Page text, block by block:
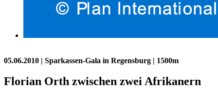
05.06.2010 | Sparkassen-Gala in Regensburg | 1500m
Florian Orth zwischen zwei Afrikanern